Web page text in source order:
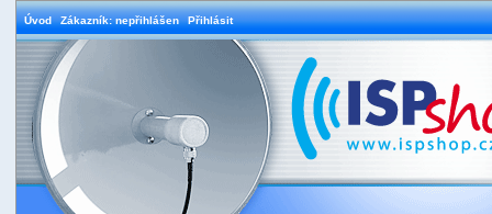
Úvod Zákazník: nepřihlášen Přihlásit